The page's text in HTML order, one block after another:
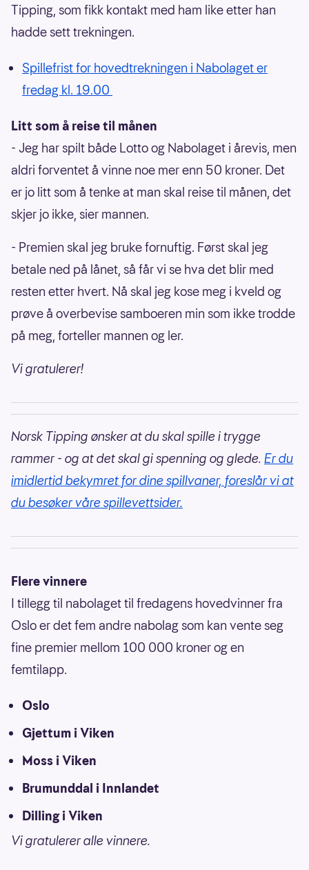
Tipping, som fikk kontakt med ham like etter han
hadde sett trekningen.
Spillefrist for hovedtrekningen i Nabolaget er
fredag kl. 19.00
Litt som å reise til månen
- Jeg har spilt både Lotto og Nabolaget i årevis, men
aldri forventet å vinne noe mer enn 50 kroner. Det
er jo litt som å tenke at man skal reise til månen, det
skjer jo ikke, sier mannen.
- Premien skal jeg bruke fornuftig. Først skal jeg
betale ned på lånet, så får vi se hva det blir med
resten etter hvert. Nå skal jeg kose meg i kveld og
prøve å overbevise samboeren min som ikke trodde
på meg, forteller mannen og ler.
Vi gratulerer!
Norsk Tipping ønsker at du skal spille i trygge
rammer - og at det skal gi spenning og glede. Er du
imidlertid bekymret for dine spillvaner, foreslår vi at
du besøker våre spillevettsider.
Flere vinnere
I tillegg til nabolaget til fredagens hovedvinner fra
Oslo er det fem andre nabolag som kan vente seg
fine premier mellom 100 000 kroner og en
femtilapp.
Oslo
Gjettum i Viken
Moss i Viken
Brumunddal i Innlandet
Dilling i Viken
Vi gratulerer alle vinnere.